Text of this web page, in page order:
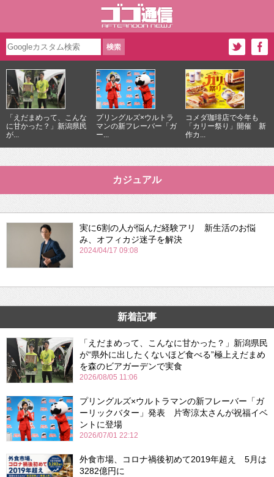
「えだまめって、こんな
に甘かった？」新潟県民
が...
プリングルズ×ウルトラ
マンの新フレーバー「ガ
ー...
コメダ珈琲店で今年も
「カリー祭り」開催 新
作カ...
カジュアル
実に6割の人が悩んだ経験アリ 新生活のお悩
み、オフィカジ迷子を解決
2024/04/17 09:08
新着記事
「えだまめって、こんなに甘かった？」新潟県民
が“県外に出したくないほど食べる”極上えだまめ
を森のビアガーデンで実食
2026/08/05 11:06
プリングルズ×ウルトラマンの新フレーバー「ガ
ーリックバター」発表 片寄涼太さんが祝福イベ
ントに登場
2026/07/01 22:12
外食市場、コロナ禍後初めて2019年超え 5月は
3282億円に